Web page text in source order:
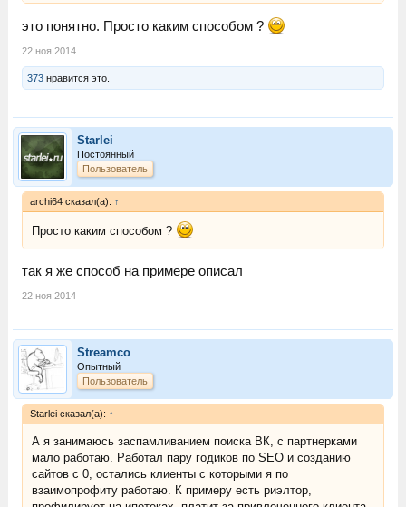
это понятно. Просто каким способом ?
22 ноя 2014
373 нравится это.
Starlei
Постоянный
Пользователь
archi64 сказал(а): ↑
Просто каким способом ?
так я же способ на примере описал
22 ноя 2014
Streamco
Опытный
Пользователь
Starlei сказал(а): ↑
А я занимаюсь заспамливанием поиска ВК, с партнерками
мало работаю. Работал пару годиков по SEO и созданию
сайтов с 0, остались клиенты с которыми я по
взаимопрофиту работаю. К примеру есть риэлтор,